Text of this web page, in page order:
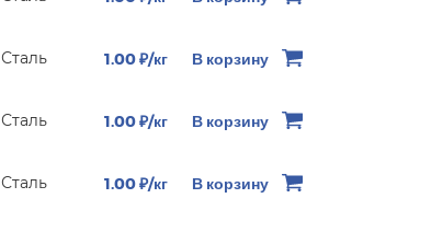
Сталь 1.00 ₽/кг В корзину
Сталь 1.00 ₽/кг В корзину
Сталь 1.00 ₽/кг В корзину